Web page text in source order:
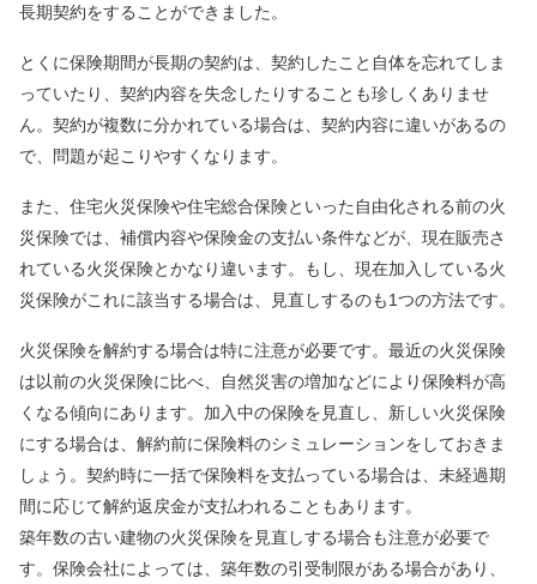
長期契約をすることができました。
とくに保険期間が長期の契約は、契約したこと自体を忘れてしま
っていたり、契約内容を失念したりすることも珍しくありませ
ん。契約が複数に分かれている場合は、契約内容に違いがあるの
で、問題が起こりやすくなります。
また、住宅火災保険や住宅総合保険といった自由化される前の火
災保険では、補償内容や保険金の支払い条件などが、現在販売さ
れている火災保険とかなり違います。もし、現在加入している火
災保険がこれに該当する場合は、見直しするのも1つの方法です。
火災保険を解約する場合は特に注意が必要です。最近の火災保険
は以前の火災保険に比べ、自然災害の増加などにより保険料が高
くなる傾向にあります。加入中の保険を見直し、新しい火災保険
にする場合は、解約前に保険料のシミュレーションをしておきま
しょう。契約時に一括で保険料を支払っている場合は、未経過期
間に応じて解約返戻金が支払われることもあります。
築年数の古い建物の火災保険を見直しする場合も注意が必要で
す。保険会社によっては、築年数の引受制限がある場合があり、